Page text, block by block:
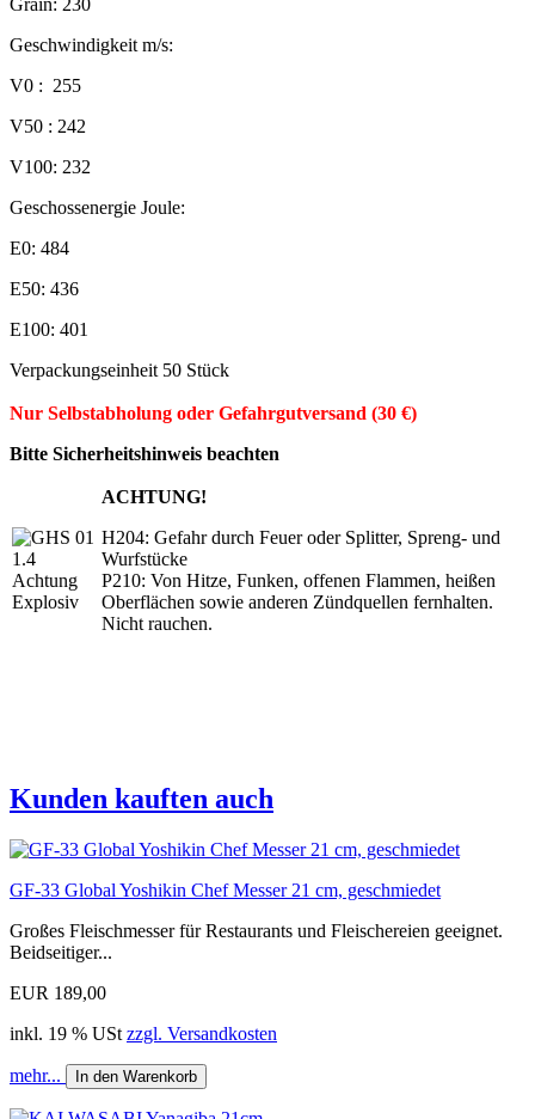
Geschwindigkeit m/s:
V0 : 255
V50 : 242
V100: 232
Geschossenergie Joule:
E0: 484
E50: 436
E100: 401
Verpackungseinheit 50 Stück
Nur Selbstabholung oder Gefahrgutversand (30 €)
Bitte Sicherheitshinweis beachten
ACHTUNG!
H204: Gefahr durch Feuer oder Splitter, Spreng- und
Wurfstücke
P210: Von Hitze, Funken, offenen Flammen, heißen
Oberflächen sowie anderen Zündquellen fernhalten.
Nicht rauchen.
Kunden kauften auch
GF-33 Global Yoshikin Chef Messer 21 cm, geschmiedet
Großes Fleischmesser für Restaurants und Fleischereien geeignet.
Beidseitiger...
EUR 189,00
inkl. 19 % USt zzgl. Versandkosten
mehr... In den Warenkorb